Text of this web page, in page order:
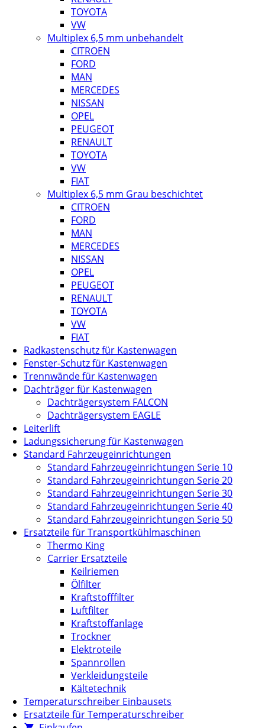
TOYOTA
VW
Multiplex 6,5 mm unbehandelt
CITROEN
FORD
MAN
MERCEDES
NISSAN
OPEL
PEUGEOT
RENAULT
TOYOTA
VW
FIAT
Multiplex 6,5 mm Grau beschichtet
CITROEN
FORD
MAN
MERCEDES
NISSAN
OPEL
PEUGEOT
RENAULT
TOYOTA
VW
FIAT
Radkastenschutz für Kastenwagen
Fenster-Schutz für Kastenwagen
Trennwände für Kastenwagen
Dachträger für Kastenwagen
Dachträgersystem FALCON
Dachträgersystem EAGLE
Leiterlift
Ladungssicherung für Kastenwagen
Standard Fahrzeugeinrichtungen
Standard Fahrzeugeinrichtungen Serie 10
Standard Fahrzeugeinrichtungen Serie 20
Standard Fahrzeugeinrichtungen Serie 30
Standard Fahrzeugeinrichtungen Serie 40
Standard Fahrzeugeinrichtungen Serie 50
Ersatzteile für Transportkühlmaschinen
Thermo King
Carrier Ersatzteile
Keilriemen
Ölfilter
Kraftstofffilter
Luftfilter
Kraftstoffanlage
Trockner
Elektroteile
Spannrollen
Verkleidungsteile
Kältetechnik
Temperaturschreiber Einbausets
Ersatzteile für Temperaturschreiber